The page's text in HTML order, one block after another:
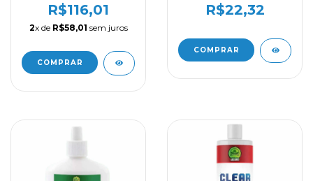
AQUAPOWER - 1 L
R$116,01
2x de R$58,01 sem juros
AQUAPOWER - 60
ML
R$22,32